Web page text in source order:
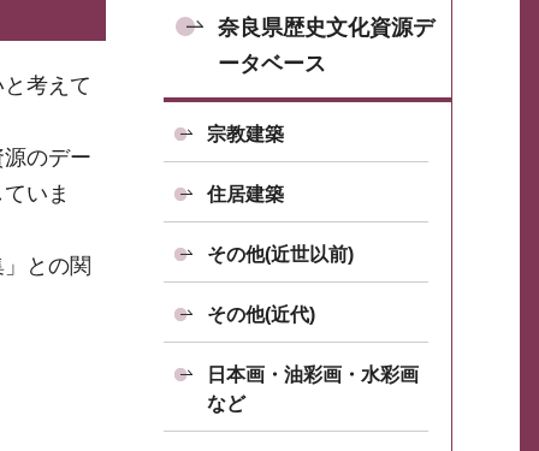
考えて
のデー
いま
との関
奈良県歴史文化資源デ
ータベース
宗教建築
住居建築
その他(近世以前)
その他(近代)
日本画・油彩画・水彩画
など